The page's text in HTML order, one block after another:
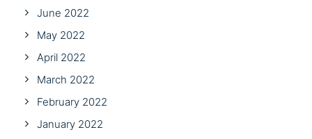
June 2022
May 2022
April 2022
March 2022
February 2022
January 2022